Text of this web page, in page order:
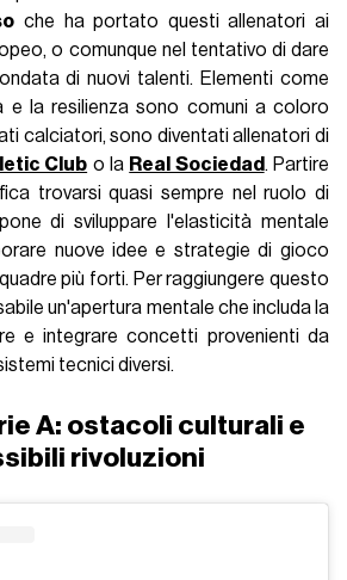
che ha portato questi allenatori ai
o comunque nel tentativo di dare
di nuovi talenti. Elementi come
e la resilienza sono comuni a coloro
calciatori, sono diventati allenatori di
Club o la Real Sociedad. Partire
trovarsi quasi sempre nel ruolo di
di sviluppare l'elasticità mentale
nuove idee e strategie di gioco
più forti. Per raggiungere questo
un'apertura mentale che includa la
e integrare concetti provenienti da
tecnici diversi.
A: ostacoli culturali e
rivoluzioni